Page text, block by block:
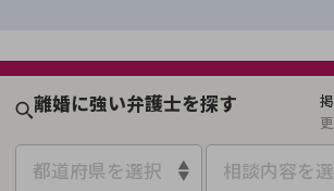
離婚に強い弁護士を探す
都道府県を選択 相談内容を